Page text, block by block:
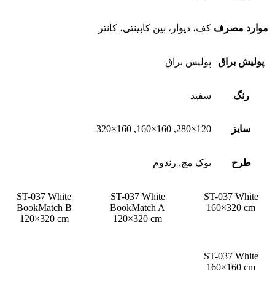
موارد مصرف کف، دیوار، بین کابینتی، کانتر
پولیش براق پولیش براق
رنگ سفید
سایز 120×280, 160×160, 160×320
طرح بوک مچ, رندوم
ST-037 White
160×320 cm
ST-037 White
BookMatch A
120×320 cm
ST-037 White
BookMatch B
120×320 cm
ST-037 White
160×160 cm